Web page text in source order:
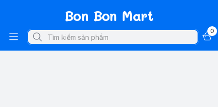
Bon Bon Mart
0